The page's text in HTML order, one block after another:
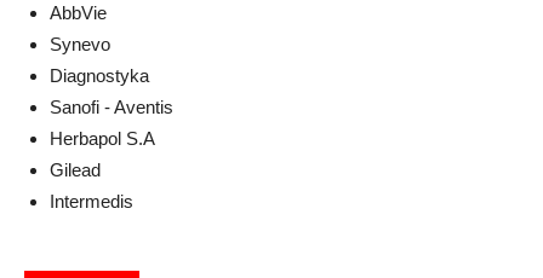
AbbVie
Synevo
Diagnostyka
Sanofi - Aventis
Herbapol S.A
Gilead
Intermedis